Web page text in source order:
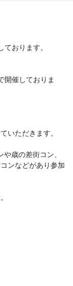
おります。
開催しておりま
いただきます。
歳の差街コン、
ンなどがあり参加